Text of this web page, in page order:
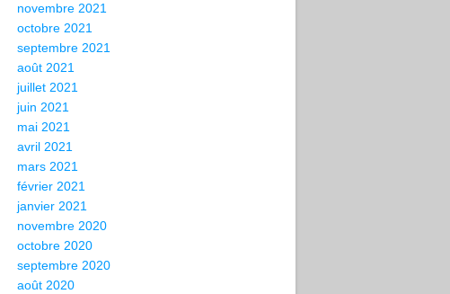
novembre 2021
octobre 2021
septembre 2021
août 2021
juillet 2021
juin 2021
mai 2021
avril 2021
mars 2021
février 2021
janvier 2021
novembre 2020
octobre 2020
septembre 2020
août 2020